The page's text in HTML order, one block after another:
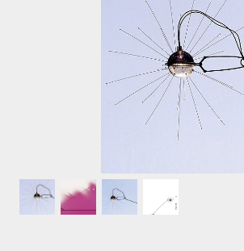
AMPOULES
ENGLISH FRANÇAIS